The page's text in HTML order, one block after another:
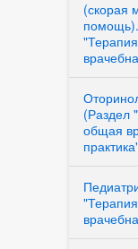
(скорая
(Раздел
общая